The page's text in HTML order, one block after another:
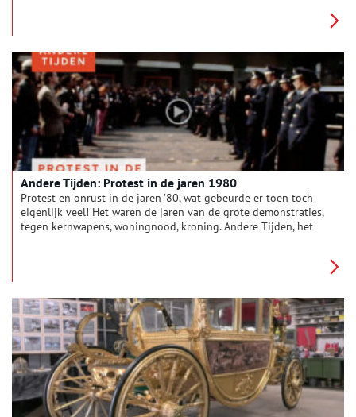
Andere Tijden: Protest in de jaren 1980
Protest en onrust in de jaren ’80, wat gebeurde er toen toch
eigenlijk veel! Het waren de jaren van de grote demonstraties,
tegen kernwapens, woningnood, kroning. Andere Tijden, het